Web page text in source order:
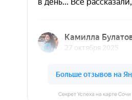
Секрет Успеха на карте